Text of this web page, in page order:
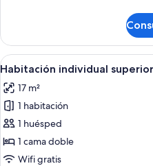
Abrir
todas
las
fotos
de
Habitación
individual
3
Habitación individual superior
17 m²
1 habitación
1 huésped
1 cama doble
Wifi gratis